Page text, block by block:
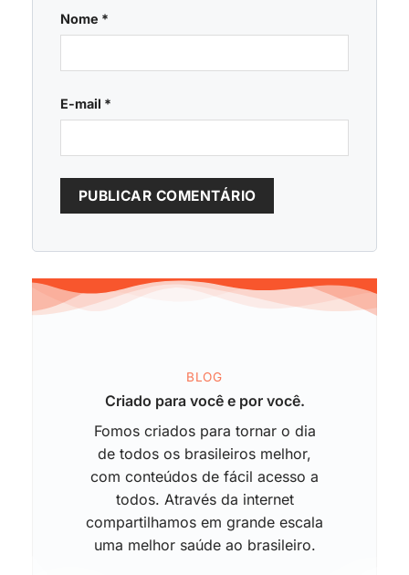
Nome *
E-mail *
BLOG
Criado para você e por você.
Fomos criados para tornar o dia
de todos os brasileiros melhor,
com conteúdos de fácil acesso a
todos. Através da internet
compartilhamos em grande escala
uma melhor saúde ao brasileiro.